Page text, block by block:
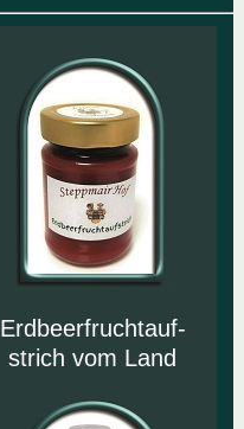
Erdbeerfruchtauf-
strich vom Land